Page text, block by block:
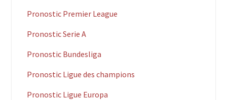
Pronostic Premier League
Pronostic Serie A
Pronostic Bundesliga
Pronostic Ligue des champions
Pronostic Ligue Europa